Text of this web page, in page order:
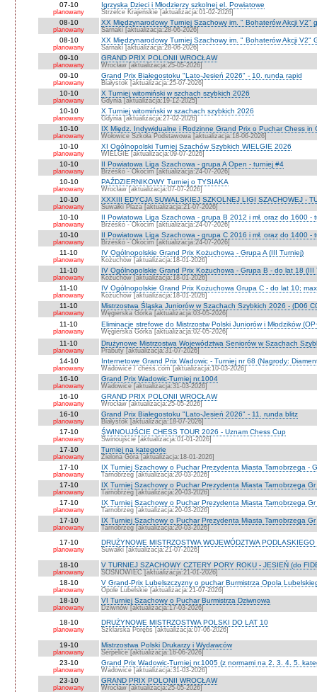
07-10
planowany
Igrzyska Dzieci i Młodzierzy szkolnej el. Powiatowe
Strzelce Krajeńskie [aktualizacja:01-02-2026]
08-10
planowany
XX Międzynarodowy Turniej Szachowy im. " Bohaterów Akcji V2"
Sarnaki [aktualizacja:28-06-2026]
08-10
planowany
XX Międzynarodowy Turniej Szachowy im. " Bohaterów Akcji V2"
Sarnaki [aktualizacja:28-06-2026]
09-10
planowany
GRAND PRIX POLONII WROCŁAW
Wrocław [aktualizacja:25-05-2026]
09-10
planowany
Grand Prix Białegostoku "Lato-Jesień 2026" - 10. runda rapid
Białystok [aktualizacja:25-07-2026]
10-10
planowany
X Turniej witomiński w szchach szybkich 2026
Gdynia [aktualizacja:19-12-2025]
10-10
planowany
X Turniej witomiński w szachach szybkich 2026
Gdynia [aktualizacja:27-02-2026]
10-10
planowany
IX Międz. Indywidualne i Rodzinne Grand Prix o Puchar Chess in
Wołowice Szkoła Podstawowa [aktualizacja:18-06-2026]
10-10
planowany
XI Ogólnopolski Turniej Szachów Szybkich WIELGIE 2026
WIELGIE [aktualizacja:09-07-2026]
10-10
planowany
II Powiatowa Liga Szachowa - grupa A Open - turniej #4
Brzesko - Okocim [aktualizacja:24-07-2026]
10-10
planowany
PAŹDZIERNIKOWY Turniej o TYSIAKA
Wrocław [aktualizacja:07-07-2026]
10-10
planowany
XXXIII EDYCJA SUWALSKIEJ SZKOLNEJ LIGI SZACHOWEJ -
Suwałki Plaza [aktualizacja:21-07-2026]
10-10
planowany
II Powiatowa Liga Szachowa - grupa B 2012 i mł. oraz do 1600 -
Brzesko - Okocim [aktualizacja:24-07-2026]
10-10
planowany
II Powiatowa Liga Szachowa - grupa C 2016 i mł. oraz do 1400 -
Brzesko - Okocim [aktualizacja:24-07-2026]
11-10
planowany
IV Ogólnopolskie Grand Prix Kożuchowa - Grupa A (III Turniej)
Kożuchów [aktualizacja:18-01-2026]
11-10
planowany
IV Ogólnopolskie Grand Prix Kożuchowa - Grupa B - do lat 18 (III
Kożuchów [aktualizacja:18-01-2026]
11-10
planowany
IV Ogólnopolskie Grand Prix Kożuchowa Grupa C - do lat 10;
Kożuchów [aktualizacja:18-01-2026]
11-10
planowany
Mistrzostwa Śląska Juniorów w Szachach Szybkich 2026 - (D06
Węgierska Górka [aktualizacja:03-05-2026]
11-10
planowany
Eliminacje strefowe do Mistrzostw Polski Juniorów i Młodzików
Węgierska Górka [aktualizacja:02-05-2026]
11-10
planowany
Drużynowe Mistrzostwa Województwa Seniorów w Szachach
Prabuty [aktualizacja:31-07-2026]
14-10
planowany
Internetowe Grand Prix Wadowic - Turniej nr 68 (Nagrody:
Wadowice / chess.com [aktualizacja:10-03-2026]
16-10
planowany
Grand Prix Wadowic-Turniej nr.1004
Wadowice [aktualizacja:31-03-2026]
16-10
planowany
GRAND PRIX POLONII WROCŁAW
Wrocław [aktualizacja:25-05-2026]
16-10
planowany
Grand Prix Białegostoku "Lato-Jesień 2026" - 11. runda blitz
Białystok [aktualizacja:18-07-2026]
17-10
planowany
ŚWINOUJŚCIE CHESS TOUR 2026 - Uznam Chess Cup
Świnoujście [aktualizacja:01-01-2026]
17-10
planowany
Turniej na kategorie
Zielona Góra [aktualizacja:18-01-2026]
17-10
planowany
IX Turniej Szachowy o Puchar Prezydenta Miasta Tarnobrzega -
Tarnobrzeg [aktualizacja:20-03-2026]
17-10
planowany
IX Turniej Szachowy o Puchar Prezydenta Miasta Tarnobrzega
Tarnobrzeg [aktualizacja:20-03-2026]
17-10
planowany
IX Turniej Szachowy o Puchar Prezydenta Miasta Tarnobrzega
Tarnobrzeg [aktualizacja:20-03-2026]
17-10
planowany
IX Turniej Szachowy o Puchar Prezydenta Miasta Tarnobrzega Gr
Tarnobrzeg [aktualizacja:20-03-2026]
17-10
planowany
DRUŻYNOWE MISTRZOSTWA WOJEWÓDZTWA
Suwałki [aktualizacja:21-07-2026]
18-10
planowany
V TURNIEJ SZACHOWY CZTERY PORY ROKU - JESIEŃ (do
SOSNOWIEC [aktualizacja:21-01-2026]
18-10
planowany
V Grand-Prix Lubelszczyzny o puchar Burmistrza Opola
Opole Lubelskie [aktualizacja:21-07-2026]
18-10
planowany
VI Turniej Szachowy o Puchar Burmistrza Dziwnowa
Dziwnów [aktualizacja:17-03-2026]
18-10
planowany
DRUŻYNOWE MISTRZOSTWA POLSKI DO LAT 10
Szklarska Porębs [aktualizacja:07-06-2026]
19-10
planowany
Mistrzostwa Polski Drukarzy i Wydawców
Serpelice [aktualizacja:16-06-2026]
23-10
planowany
Grand Prix Wadowic-Turniej nr.1005 (z normami na 2. 3. 4. 5.
Wadowice [aktualizacja:31-03-2026]
23-10
planowany
GRAND PRIX POLONII WROCŁAW
Wrocław [aktualizacja:25-05-2026]